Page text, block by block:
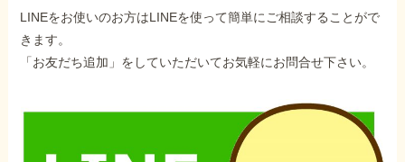
LINEをお使いのお方はLINEを使って簡単にご相談することがで
きます。
「お友だち追加」をしていただいてお気軽にお問合せ下さい。